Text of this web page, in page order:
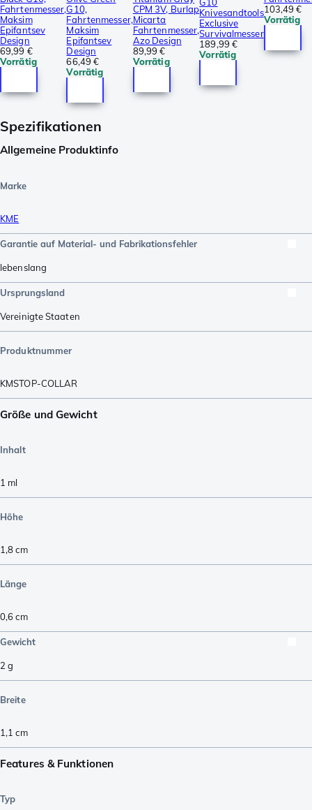
Fahrtenmesser,
Maksim
Epifantsev
Design
69,99 €
Vorrätig
G10,
Fahrtenmesser,
Maksim
Epifantsev
Design
66,49 €
Vorrätig
CPM 3V, Burlap
Micarta
Fahrtenmesser,
Azo Design
89,99 €
Vorrätig
G10
Knivesandtools
Exclusive
Survivalmesser
189,99 €
Vorrätig
103,49 €
Vorrätig
Spezifikationen
Allgemeine Produktinfo
Marke
KME
Garantie auf Material- und Fabrikationsfehler
lebenslang
Ursprungsland
Vereinigte Staaten
Produktnummer
KMSTOP-COLLAR
Größe und Gewicht
Inhalt
1 ml
Höhe
1,8cm
Länge
0,6cm
Gewicht
2 g
Breite
1,1 cm
Features & Funktionen
Typ